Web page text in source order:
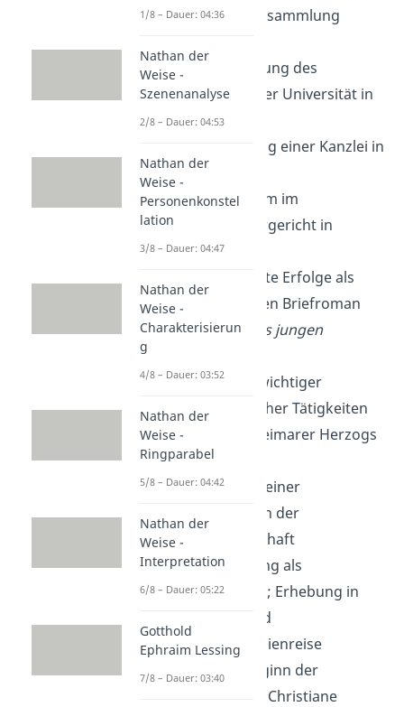
ersten Gedichtsammlung
1770
: Fortsetzung des
Studiums an der Universität in
Straßburg
: Eröffnung einer Kanzlei in
Frankfurt
1772: Praktikum im
Reichskammergericht in
Wetzlar
: Erste Erfolge als
Autor durch den Briefroman
„Die Leiden des jungen
1775: Beginn wichtiger
staatsmännischer Tätigkeiten
am Hof des Weimarer Herzogs
Carl August
1780: Beginn seiner
Forschungen in der
Naturwissenschaft
1782: Anstellung als
Finanzminister; Erhebung in
den Adelsstand
1786–1788: Italienreise
1788-1789
: Beginn der
Beziehung mit Christiane
1/8 – Dauer: 04:36
Nathan der
Weise -
Szenenanalyse
2/8 – Dauer: 04:53
Nathan der
Weise -
Personenkonstel
lation
3/8 – Dauer: 04:47
Nathan der
Weise -
Charakterisierun
g
4/8 – Dauer: 03:52
Nathan der
Weise -
Ringparabel
5/8 – Dauer: 04:42
Nathan der
Weise -
Interpretation
6/8 – Dauer: 05:22
Gotthold
Ephraim Lessing
7/8 – Dauer: 03:40